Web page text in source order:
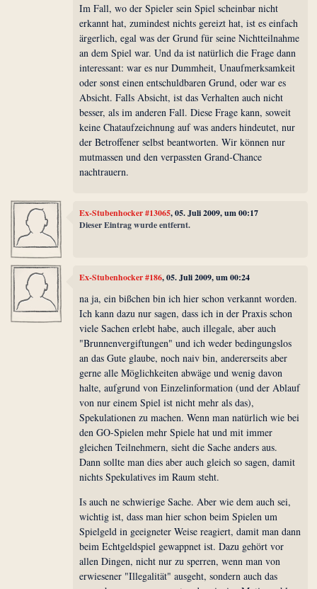
Im Fall, wo der Spieler sein Spiel scheinbar nicht
erkannt hat, zumindest nichts gereizt hat, ist es einfach
ärgerlich, egal was der Grund für seine Nichtteilnahme
an dem Spiel war. Und da ist natürlich die Frage dann
interessant: war es nur Dummheit, Unaufmerksamkeit
oder sonst einen entschuldbaren Grund, oder war es
Absicht. Falls Absicht, ist das Verhalten auch nicht
besser, als im anderen Fall. Diese Frage kann, soweit
keine Chataufzeichnung auf was anders hindeutet, nur
der Betroffener selbst beantworten. Wir können nur
mutmassen und den verpassten Grand-Chance
nachtrauern.
Ex-Stubenhocker #13065, 05. Juli 2009, um 00:17
Dieser Eintrag wurde entfernt.
Ex-Stubenhocker #186, 05. Juli 2009, um 00:24
na ja, ein bißchen bin ich hier schon verkannt worden.
Ich kann dazu nur sagen, dass ich in der Praxis schon
viele Sachen erlebt habe, auch illegale, aber auch
"Brunnenvergiftungen" und ich weder bedingungslos
an das Gute glaube, noch naiv bin, andererseits aber
gerne alle Möglichkeiten abwäge und wenig davon
halte, aufgrund von Einzelinformation (und der Ablauf
von nur einem Spiel ist nicht mehr als das),
Spekulationen zu machen. Wenn man natürlich wie bei
den GO-Spielen mehr Spiele hat und mit immer
gleichen Teilnehmern, sieht die Sache anders aus.
Dann sollte man dies aber auch gleich so sagen, damit
nichts Spekulatives im Raum steht.
Is auch ne schwierige Sache. Aber wie dem auch sei,
wichtig ist, dass man hier schon beim Spielen um
Spielgeld in geeigneter Weise reagiert, damit man dann
beim Echtgeldspiel gewappnet ist. Dazu gehört vor
allen Dingen, nicht nur zu sperren, wenn man von
erwiesener "Illegalität" ausgeht, sondern auch das